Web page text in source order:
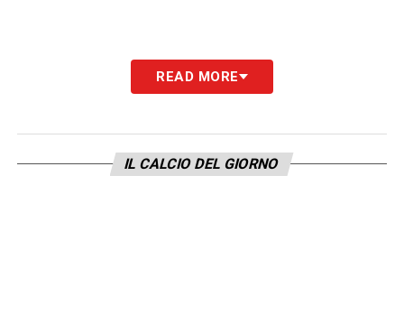
READ MORE
IL CALCIO DEL GIORNO